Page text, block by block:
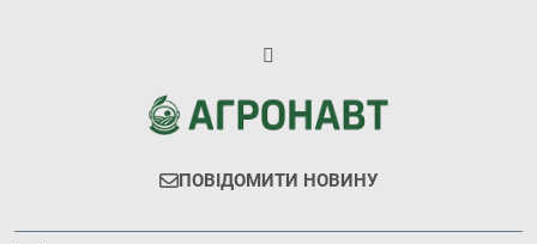
Агронавт
Новини Українського Агробізнесу
ПОВІДОМИТИ НОВИНУ